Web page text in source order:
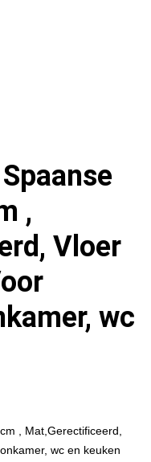
,
Vloer
wc
, Mat,Gerectificeerd,
wc en keuken